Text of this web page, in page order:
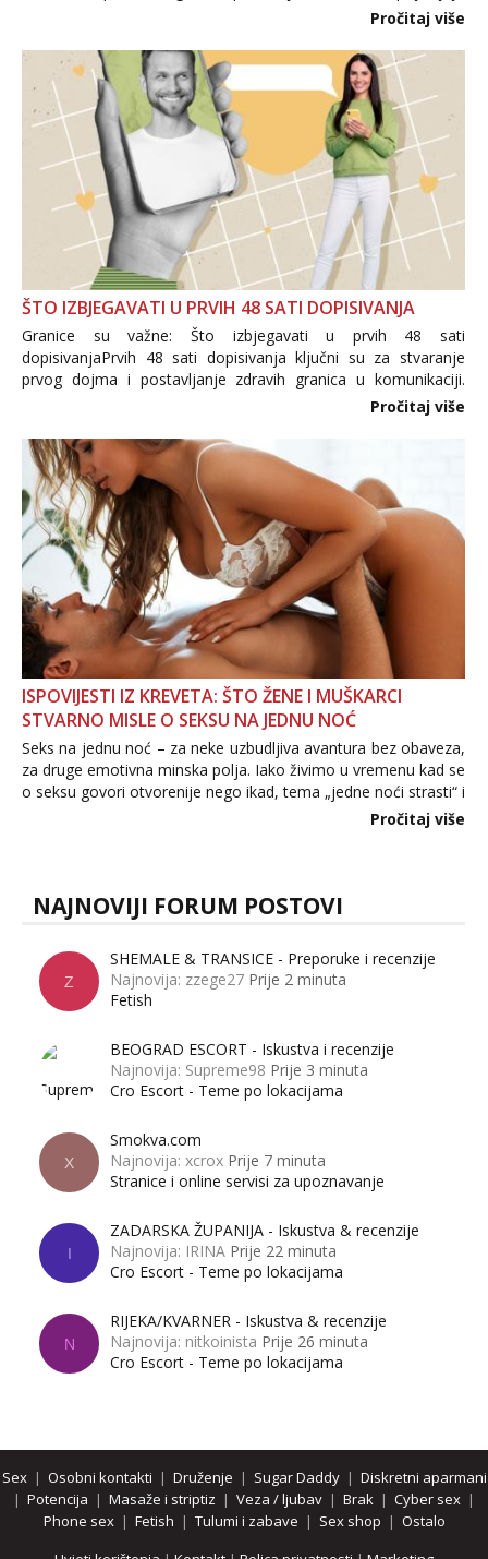
i brojni krivotvoreni proizvodi, nepouzdane internetske
Pročitaj više
ŠTO IZBJEGAVATI U PRVIH 48 SATI DOPISIVANJA
Granice su važne: Što izbjegavati u prvih 48 sati
dopisivanjaPrvih 48 sati dopisivanja ključni su za stvaranje
prvog dojma i postavljanje zdravih granica u komunikaciji.
Važno je izbjeći prebrzo otkrivanje osobnih ili intimnih
informacija, jer nepoznata osoba još nije zaslužila to
povjerenje. Takođe...
Pročitaj više
ISPOVIJESTI IZ KREVETA: ŠTO ŽENE I MUŠKARCI
STVARNO MISLE O SEKSU NA JEDNU NOĆ
Seks na jednu noć – za neke uzbudljiva avantura bez obaveza,
za druge emotivna minska polja. Iako živimo u vremenu kad se
o seksu govori otvorenije nego ikad, tema „jedne noći strasti“ i
dalje izaziva burne rasprave. Što zapravo misle žene, a što
Pročitaj više
NAJNOVIJI FORUM POSTOVI
Z
SHEMALE & TRANSICE - Preporuke i recenzije
Najnovija: zzege27 Prije 2 minuta
Fetish
BEOGRAD ESCORT - Iskustva i recenzije
Najnovija: Supreme98 Prije 3 minuta
Cro Escort - Teme po lokacijama
X
Smokva.com
Najnovija: xcrox Prije 7 minuta
Stranice i online servisi za upoznavanje
I
ZADARSKA ŽUPANIJA - Iskustva & recenzije
Najnovija: IRINA Prije 22 minuta
Cro Escort - Teme po lokacijama
N
RIJEKA/KVARNER - Iskustva & recenzije
Najnovija: nitkoinista Prije 26 minuta
Cro Escort - Teme po lokacijama
Sex| Osobni kontakti | Druženje | Sugar Daddy| Diskretni aparmani
| Potencija | Masaže i striptiz | Veza / ljubav | Brak | Cyber sex |
Phone sex| Fetish | Tulumi i zabave | Sex shop | Ostalo